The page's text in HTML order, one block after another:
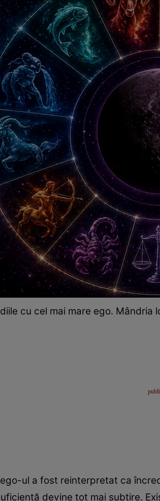
cu cel mai mare ego.
ul a fost reinterpretat ca
devine tot mai subțire.